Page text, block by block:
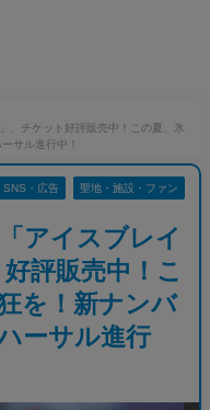
、チケット好評販売中！この夏、氷
サル進行中！
SNS・広告 聖地・施設・ファン
アイスブレイ
評販売中！こ
を！新ナンバ
ーサル進行